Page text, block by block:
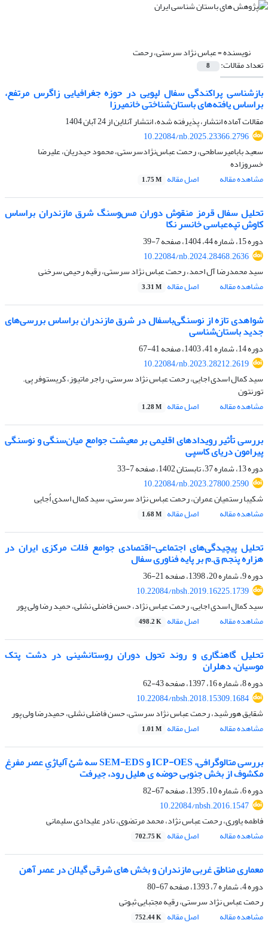
نویسنده =عباس نژاد سرستی، رحمت
تعداد مقالات: 8
بازشناسی پراکندگی سفال لپویی در حوزه جغرافیایی زاگرس مرتفع،
براساس یافته‌های باستان‌شناختی خانمیرزا
مقالات آماده انتشار، پذیرفته شده، انتشار آنلاین از24 آبان 1404
10.22084/nb.2025.23366.2796
سعید بابامیرساطحی، رحمت عباس‌نژادسرستی، محمود حیدریان، علیرضا
خسروزاده
مشاهده مقاله
اصل مقاله 1.75 M
تحلیل سفال قرمز منقوش دوران مس‌وسنگ شرق مازندران براساس
کاوش تپه‌عباسی خانسر نکا
دوره 15، شماره 44، 1404، صفحه
7-39
10.22084/nb.2024.28468.2636
سید محمدرضا آل احمد، رحمت عباس نژاد سرستی، رقیه رحیمی سرخنی
مشاهده مقاله
اصل مقاله 3.31 M
شواهدی تازه از نوسنگی‌باسفال در شرق مازندران براساس بررسی‌های
جدید باستان‌شناسی
دوره 14، شماره 41، 1403، صفحه
41-67
10.22084/nb.2023.28212.2619
سید کمال اسدی اجایی، رحمت عباس نژاد سرستی، راجر ماتیوز، کریستوفر پی.
تورنتون
مشاهده مقاله
اصل مقاله 1.28 M
بررسی تأثیر رویدادهای اقلیمی بر معیشت جوامع میان‌سنگی و نوسنگی
پیرامون دریای کاسپی
دوره 13، شماره 37، تابستان 1402، صفحه
7-33
10.22084/nb.2023.27800.2590
شکیبا رستمیان عمران، رحمت عباس نژاد سرستی، سید کمال اسدی اُجایی
مشاهده مقاله
اصل مقاله 1.68 M
تحلیل پیچیدگی‌های اجتماعی-اقتصادی جوامع فلات مرکزی ایران در
هزاره پنجم ق.م بر پایه فناوری سفال
دوره 9، شماره 20، 1398، صفحه
21-36
10.22084/nbsh.2019.16225.1739
سید کمال اسدی اجایی، رحمت عباس نژاد، حسن فاضلی نشلی، حمید رضا ولی پور
مشاهده مقاله
اصل مقاله 498.2 K
تحلیل گاهنگاری و روند تحول دوران روستانشینی در دشت پتک
موسیان، دهلران
دوره 8، شماره 16، 1397، صفحه
43-62
10.22084/nbsh.2018.15309.1684
شقایق هورشید، رحمت عباس نژاد سرستی، حسن فاضلی نشلی، حمیدرضا ولی پور
مشاهده مقاله
اصل مقاله 1.01 M
بررسی متالوگرافی، ICP-OES و SEM-EDS سه شئ آلیاژیِ عصر مفرغ
مکشوف از بخش جنوبی حوضه ی هلیل رود، جیرفت
دوره 6، شماره 10، 1395، صفحه
67-82
10.22084/nbsh.2016.1547
فاطمه یاوری، رحمت عباس نژاد، محمد مرتضوی، نادر علیدادی سلیمانی
مشاهده مقاله
اصل مقاله 702.75 K
معماری مناطق غربی مازندران و بخش های شرقی گیلان در عصر آهن
دوره 4، شماره 7، 1393، صفحه
67-80
رحمت عباس نژاد سرستی، رقیه مجتبایی ثبوتی
مشاهده مقاله
اصل مقاله 752.44 K